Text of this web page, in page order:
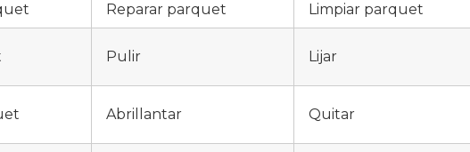
Reparar parquet Limpiar parquet
Pulir Lijar
Abrillantar Quitar